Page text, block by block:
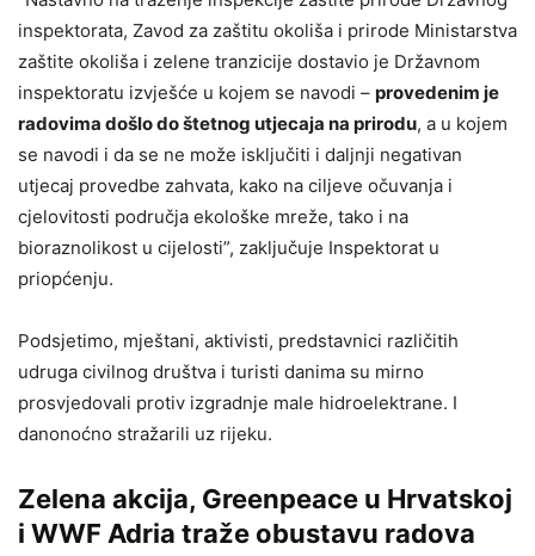
inspektorata, Zavod za zaštitu okoliša i prirode Ministarstva
zaštite okoliša i zelene tranzicije dostavio je Državnom
inspektoratu izvješće u kojem se navodi – provedenim je
radovima došlo do štetnog utjecaja na prirodu, a u kojem
se navodi i da se ne može isključiti i daljnji negativan
utjecaj provedbe zahvata, kako na ciljeve očuvanja i
cjelovitosti područja ekološke mreže, tako i na
bioraznolikost u cijelosti”, zaključuje Inspektorat u
priopćenju.
Podsjetimo, mještani, aktivisti, predstavnici različitih
udruga civilnog društva i turisti danima su mirno
prosvjedovali protiv izgradnje male hidroelektrane. I
danonoćno stražarili uz rijeku.
Zelena akcija, Greenpeace u Hrvatskoj
i WWF Adria traže obustavu radova